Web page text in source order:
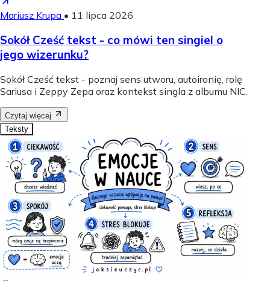
Mariusz Krupa • 11 lipca 2026
Sokół Cześć tekst - co mówi ten singiel o
jego wizerunku?
Sokół Cześć tekst - poznaj sens utworu, autoironię, rolę
Sariusa i Zeppy Zepa oraz kontekst singla z albumu NIC.
Czytaj więcej
Teksty